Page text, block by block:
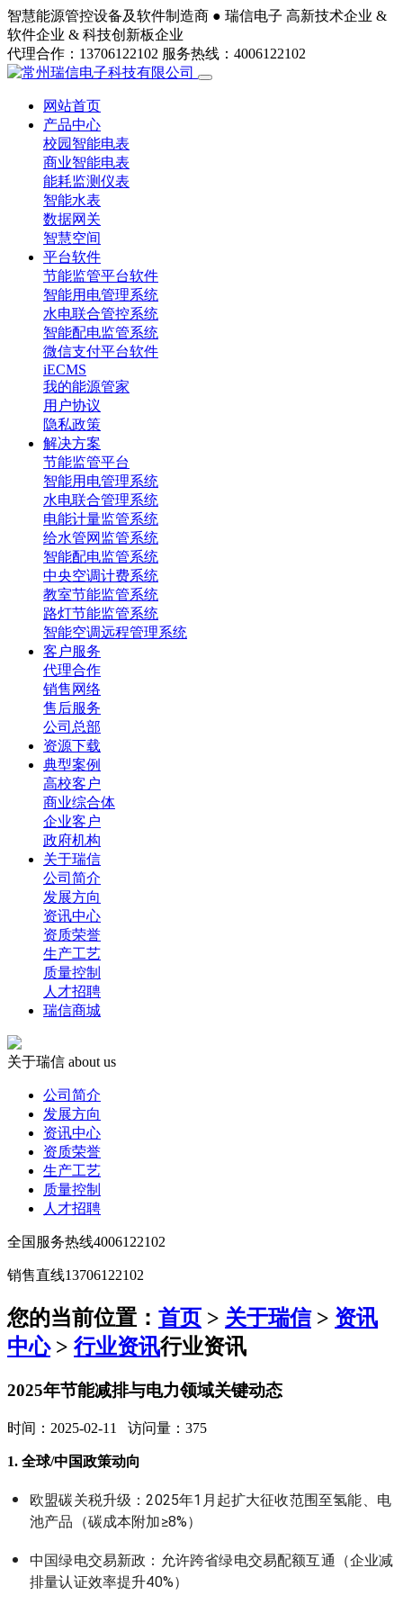
智慧能源管控设备及软件制造商 ● 瑞信电子 高新技术企业 &
软件企业 & 科技创新板企业
代理合作：13706122102 服务热线：4006122102
网站首页
产品中心
校园智能电表
商业智能电表
能耗监测仪表
智能水表
数据网关
智慧空间
平台软件
节能监管平台软件
智能用电管理系统
水电联合管控系统
智能配电监管系统
微信支付平台软件
iECMS
我的能源管家
用户协议
隐私政策
解决方案
节能监管平台
智能用电管理系统
水电联合管理系统
电能计量监管系统
给水管网监管系统
智能配电监管系统
中央空调计费系统
教室节能监管系统
路灯节能监管系统
智能空调远程管理系统
客户服务
代理合作
销售网络
售后服务
公司总部
资源下载
典型案例
高校客户
商业综合体
企业客户
政府机构
关于瑞信
公司简介
发展方向
资讯中心
资质荣誉
生产工艺
质量控制
人才招聘
瑞信商城
关于瑞信 about us
公司简介
发展方向
资讯中心
资质荣誉
生产工艺
质量控制
人才招聘
全国服务热线4006122102
销售直线13706122102
您的当前位置： 首页 > 关于瑞信> 资讯
中心> 行业资讯行业资讯
2025年节能减排与电力领域关键动态
时间：2025-02-11 访问量：375
1. 全球/中国政策动向
欧盟碳关税升级：2025年1月起扩大征收范围至氢能、电
池产品（碳成本附加≥8%）
中国绿电交易新政：允许跨省绿电交易配额互通（企业减
排量认证效率提升40%）